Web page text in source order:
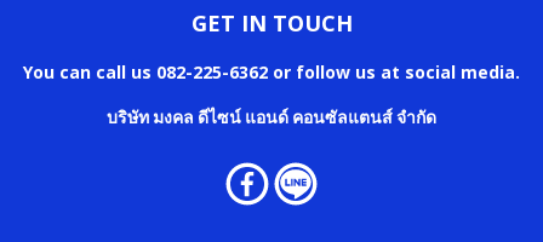
GET IN TOUCH
You can call us 082-225-6362 or follow us at social media.
บริษัท มงคล ดีไซน์ แอนด์ คอนซัลแตนส์ จำกัด